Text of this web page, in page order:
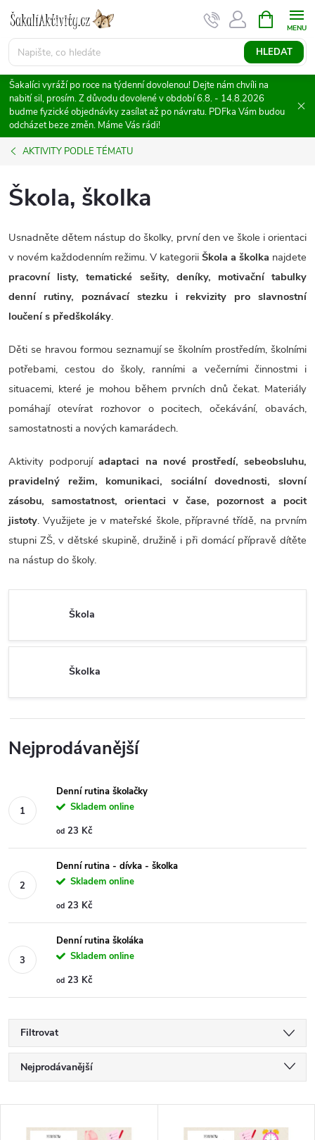
Přejít
obsah
HLEDAT
NÁKUPNÍ
KOŠÍK
Šakalíci vyráží po roce na týdenní dovolenou! Dejte nám chvíli na
nabití sil, prosím. Z důvodu dovolené v období 6.8. - 14.8.2026
budme fyzické objednávky zasílat až po návratu. PDFka Vám budou
odcházet beze změn. Máme Vás rádi!
AKTIVITY PODLE TÉMATU
Škola, školka
Usnadněte dětem nástup do školky, první den ve škole i orientaci
v novém každodenním režimu. V kategorii Škola a školka najdete
pracovní listy, tematické sešity, deníky, motivační tabulky
denní rutiny, poznávací stezku i rekvizity pro slavnostní
loučení s předškoláky.
Děti se hravou formou seznamují se školním prostředím, školními
potřebami, cestou do školy, ranními a večerními činnostmi i
situacemi, které je mohou během prvních dnů čekat. Materiály
pomáhají otevírat rozhovor o pocitech, očekávání, obavách,
samostatnosti a nových kamarádech.
Aktivity podporujíadaptaci na nové prostředí, sebeobsluhu,
pravidelný režim, komunikaci, sociální dovednosti, slovní
zásobu, samostatnost, orientaci v čase, pozornost a pocit
jistoty. Využijete je v mateřské škole, přípravné třídě, na prvním
stupni ZŠ, v dětské skupině, družině i při domácí přípravě dítěte
na nástup do školy.
Škola
Školka
Nejprodávanější
Denní rutina školačky
Skladem online
od 23 Kč
Denní rutina - dívka - školka
Skladem online
od 23 Kč
Denní rutina školáka
Skladem online
od 23 Kč
Filtrovat
Ř
a
Nejprodávanější
V